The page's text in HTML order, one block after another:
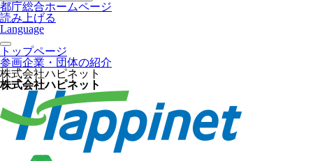
都庁総合ホームページ
読み上げる
Language
トップページ
参画企業・団体の紹介
株式会社ハピネット
株式会社ハピネット